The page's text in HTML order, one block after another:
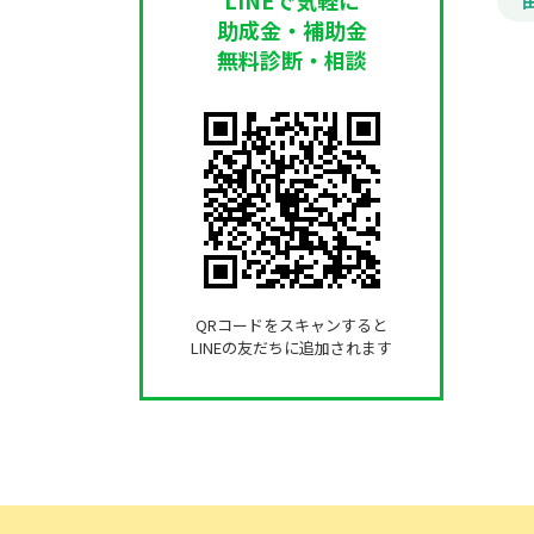
助成金・補助金
無料診断・相談
QRコードをスキャンすると
LINEの友だちに追加されます